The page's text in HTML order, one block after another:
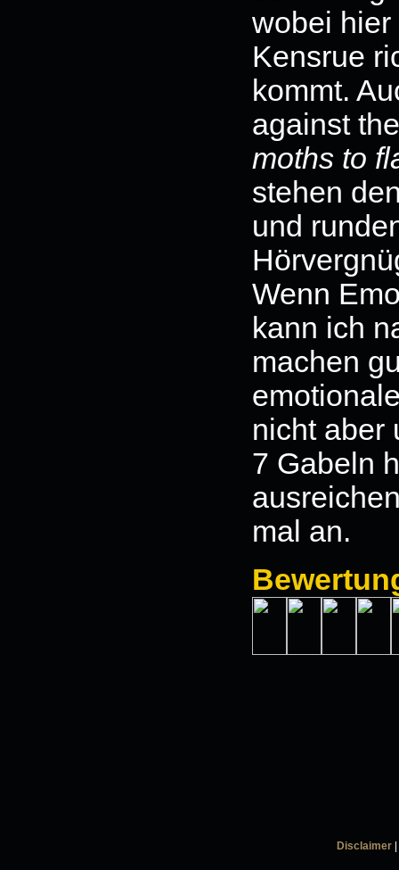
wobei
Kensrue
kommt.
against
moths to
stehen
und
Wenn
kann ich
machen
nicht aber
7 Gabeln
mal an.
Disclaimer|